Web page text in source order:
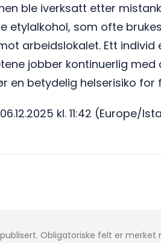
ble iverksatt etter
etylalkohol, som ofte
arbeidslokalet. Ett
jobber kontinuerlig
en betydelig helserisiko for
kl. 11:42 (Europe/
Obligatoriske felt er merket